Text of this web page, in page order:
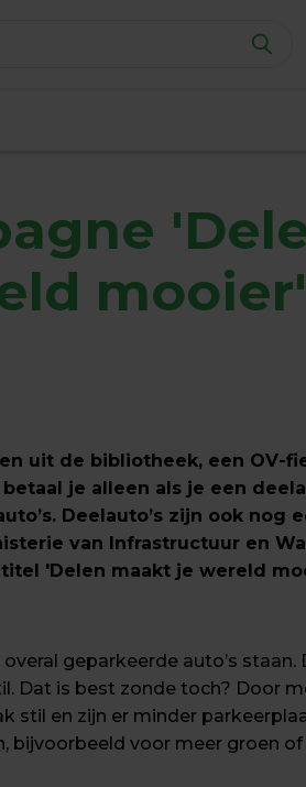
uit de bibliotheek, een OV-
je alleen als je een
Deelauto’s zijn ook nog
'Delen maakt je wereld
geparkeerde auto’s staan.
Dat is best zonde toch? Door
stil en zijn er minder
bijvoorbeeld voor meer groen